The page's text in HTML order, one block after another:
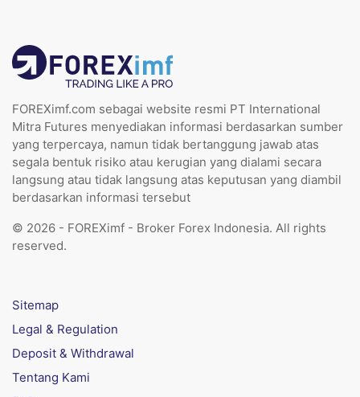
FOREXimf.com sebagai website resmi PT International
Mitra Futures menyediakan informasi berdasarkan sumber
yang terpercaya, namun tidak bertanggung jawab atas
segala bentuk risiko atau kerugian yang dialami secara
langsung atau tidak langsung atas keputusan yang diambil
berdasarkan informasi tersebut
© 2026 - FOREXimf - Broker Forex Indonesia. All rights
reserved.
Sitemap
Legal & Regulation
Deposit & Withdrawal
Tentang Kami